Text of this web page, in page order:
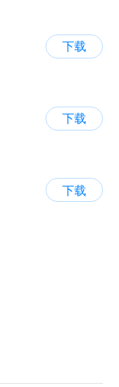
下载
下载
下载